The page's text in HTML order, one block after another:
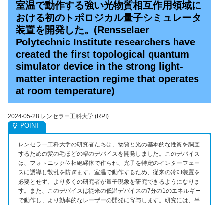
室温で動作する強い光物質相互作用領域に
おける初のトポロジカル量子シミュレータ
装置を開発した。(Rensselaer
Polytechnic Institute researchers have
created the first topological quantum
simulator device in the strong light-
matter interaction regime that operates
at room temperature)
2024-05-28 レンセラー工科大学 (RPI)
レンセラー工科大学の研究者たちは、物質と光の基本的な性質を調査
するための髪の毛ほどの幅のデバイスを開発しました。このデバイス
は、フォトニック位相絶縁体で作られ、光子を特定のインターフェー
スに誘導し散乱を防ぎます。室温で動作するため、従来の冷却装置を
必要とせず、より多くの研究者が量子現象を研究できるようになりま
す。また、このデバイスは従来の低温デバイスの7分の1のエネルギー
で動作し、より効率的なレーザーの開発に寄与します。研究には、半